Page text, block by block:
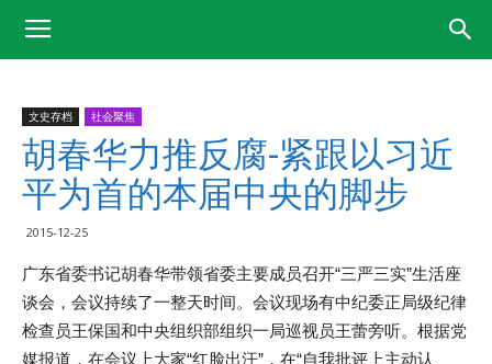
文史存档 社会聚焦
胡春华力推反腐-紧跟以习近
平为首的本届中央的脚步
2015-12-25
广东省委书记胡春华带领省委主要成员召开“三严三实”生活座
谈会，会议持续了一整天时间。会议现场有中纪委正局级纪律
检查员王保国和中央组织部组织一局巡视员王蕾旁听。根据党
媒报道，在会议上大家“红脸出汗”，在“自我批评上主动认